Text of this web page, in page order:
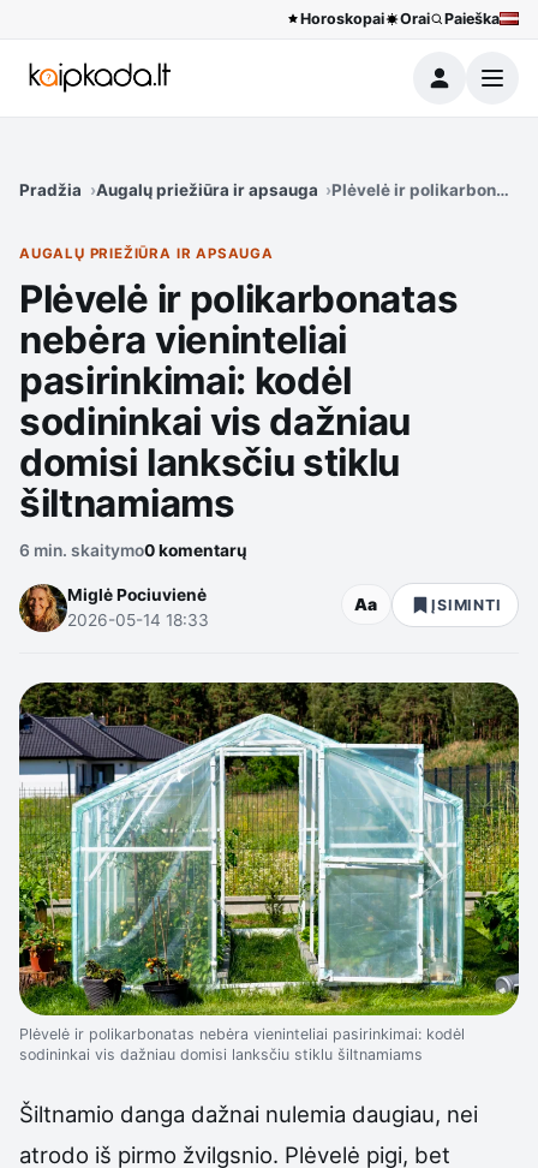
Horoskopai Orai Paieška
Meniu
Pradžia Augalų priežiūra ir apsauga Plėvelė ir
AUGALŲ PRIEŽIŪRA IR APSAUGA
Plėvelė ir polikarbonatas
nebėra vieninteliai
pasirinkimai: kodėl
sodininkai vis dažniau
domisi lanksčiu stiklu
šiltnamiams
6 min. skaitymo0 komentarų
Miglė Pociuvienė
2026-05-14 18:33
Aa ĮSIMINTI
Plėvelė ir polikarbonatas nebėra vieninteliai pasirinkimai: kodėl
sodininkai vis dažniau domisi lanksčiu stiklu šiltnamiams
Šiltnamio danga dažnai nulemia daugiau, nei
atrodo iš pirmo žvilgsnio. Plėvelė pigi, bet